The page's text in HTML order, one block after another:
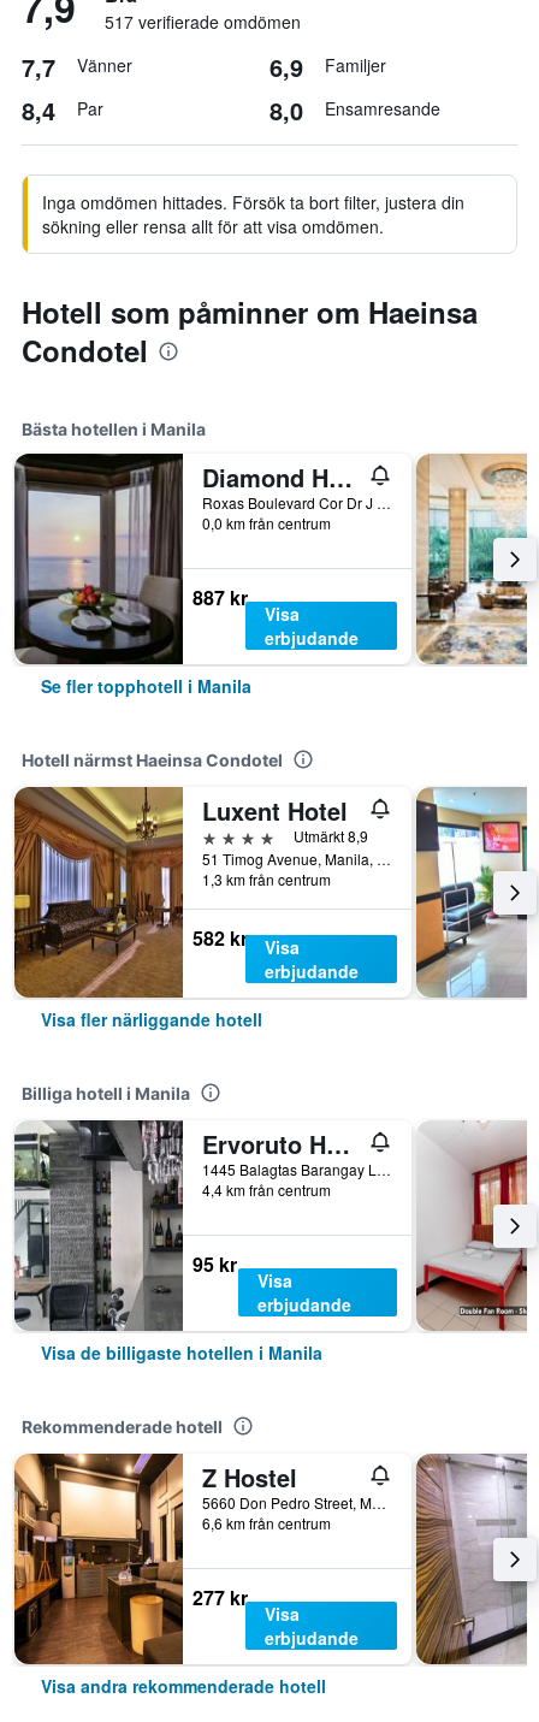
517 verifierade omdömen
7,7 Vänner 6,9 Familjer
8,4 Par 8,0 Ensamresande
Inga omdömen hittades. Försök ta bort filter, justera din
sökning eller rensa allt för att visa omdömen.
Hotell som påminner om Haeinsa
Condotel
Bästa hotellen i Manila
Diamond Hotel Philippines
Roxas Boulevard Cor Dr J Quintos St, 0, Manila, Filippinerna
0,0 km från centrum
887 kr
Visa
erbjudande
Se fler topphotell i Manila
Hotell närmst Haeinsa Condotel
Luxent Hotel
4 stjärnor
Utmärkt 8,9
51 Timog Avenue, Manila, Filippinerna
1,3 km från centrum
582 kr
Visa
erbjudande
Visa fler närliggande hotell
Billiga hotell i Manila
Ervoruto Hostel Makati
1445 Balagtas Barangay La Paz, Manila, Filippinerna
4,4 km från centrum
95 kr
Visa
erbjudande
Visa de billigaste hotellen i Manila
Rekommenderade hotell
Z Hostel
5660 Don Pedro Street, Manila, Filippinerna
6,6 km från centrum
277 kr
Visa
erbjudande
Visa andra rekommenderade hotell